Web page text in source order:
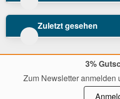
Zuletzt gesehen
3%
Zum Newsletter anmelden